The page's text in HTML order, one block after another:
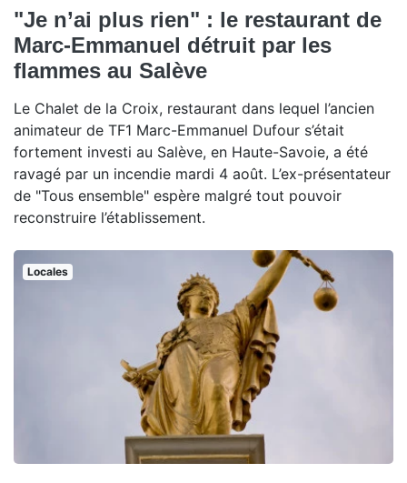
"Je n’ai plus rien" : le restaurant de
Marc-Emmanuel détruit par les
flammes au Salève
Le Chalet de la Croix, restaurant dans lequel l’ancien
animateur de TF1 Marc-Emmanuel Dufour s’était
fortement investi au Salève, en Haute-Savoie, a été
ravagé par un incendie mardi 4 août. L’ex-présentateur
de "Tous ensemble" espère malgré tout pouvoir
reconstruire l’établissement.
Locales